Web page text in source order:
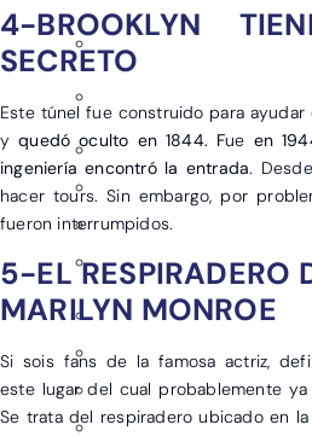
4-BROOKLYN
SECRETO
Este túnel fue construido para
yquedó oculto en 1844. Fue en
ingeniería encontró la entrada.
hacer tours. Sin embargo, por
fueron interrumpidos.
5-EL RESPIRADERO
MARILYN MONROE
Si sois fans de la famosa actriz,
este lugar del cual probablemente
Se trata del respiradero ubicado en